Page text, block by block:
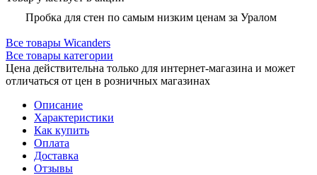
Пробка для стен по самым низким ценам за Уралом
Все товары Wicanders
Все товары категории
Цена действительна только для интернет-магазина и может
отличаться от цен в розничных магазинах
Описание
Характеристики
Как купить
Оплата
Доставка
Отзывы